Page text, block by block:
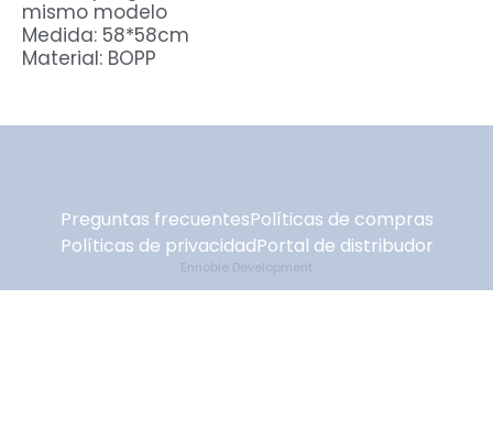
mismo modelo
Medida: 58*58cm
Material: BOPP
Preguntas frecuentesPolíticas de compras
Políticas de privacidadPortal de distribudor
Ennoble Development